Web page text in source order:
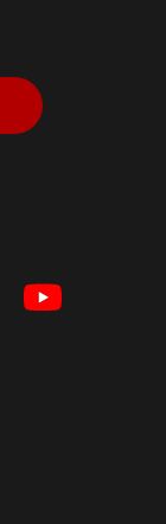
更新し